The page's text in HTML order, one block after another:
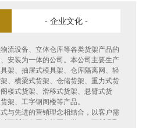
- 企业文化 -
流设备、立体仓库等各类货架产品的
安装为一体的公司。本公司主要生产
架、抽屉式模具架、仓库隔离网、轻
、横梁式货架、仓储货架、重力式货
楼式货架、滑移式货架、悬臂式货
架、工字钢阁楼等产品。
与先进的营销理念相结合，以客户需